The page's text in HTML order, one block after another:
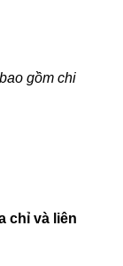
gồm chi
chỉ và liên